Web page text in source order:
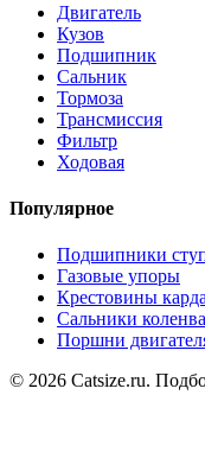
Двигатель
Кузов
Подшипник
Сальник
Тормоза
Трансмиссия
Фильтр
Ходовая
Популярное
Подшипники
Газовые упоры
Крестовины
Сальники
Поршни
© 2026 Catsize.ru.